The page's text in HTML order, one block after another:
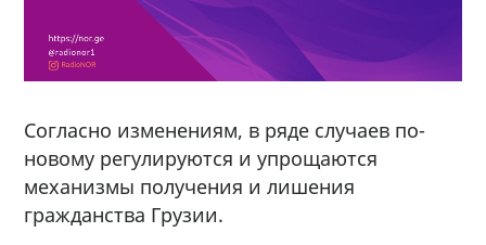
Согласно изменениям, в ряде случаев по-
новому регулируются и упрощаются
механизмы получения и лишения
гражданства Грузии.